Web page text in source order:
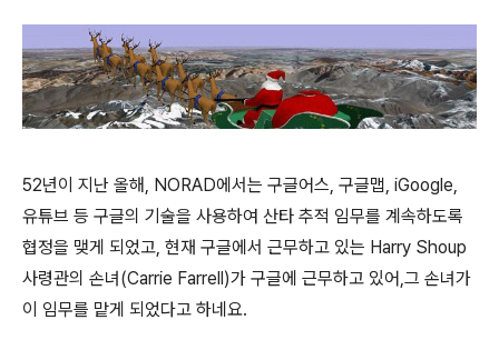
52년이 지난 올해, NORAD에서는 구글어스, 구글맵, iGoogle,
유튜브 등 구글의 기술을 사용하여 산타 추적 임무를 계속하도록
협정을 맺게 되었고, 현재 구글에서 근무하고 있는 Harry Shoup
사령관의 손녀(Carrie Farrell)가 구글에 근무하고 있어,그 손녀가
이 임무를 맡게 되었다고 하네요.